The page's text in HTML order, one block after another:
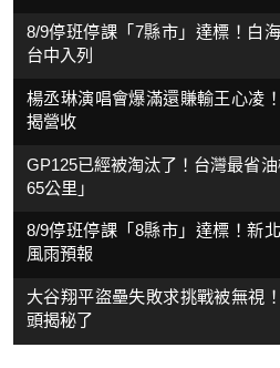
8/9停班停課「7縣市」達標！白
台中入列
楊丞琳演唱會爆滿還賺輸王心凌
揭營收
GP125已經被淘汰了！台灣最省
65公里」
8/9停班停課「8縣市」達標！新
風雨預報
大谷翔平盜壘失敗求挑戰被無視
頭揭秘了